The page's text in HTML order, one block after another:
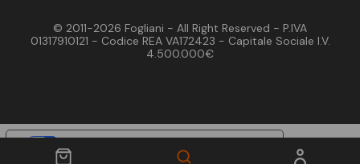
© 2011-2026 Fogliani - All Right Reserved - P.IVA
01317910121 - Codice REA VA172423 - Capitale Sociale I.V.
4.500.000€